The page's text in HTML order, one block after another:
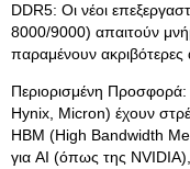
DDR5: Οι νέοι
8000/9000) απαιτούν
παραμένουν ακριβότερες
Περιορισμένη
Hynix, Micron) έχουν
HBM (High Bandwidth
για AI (όπως της